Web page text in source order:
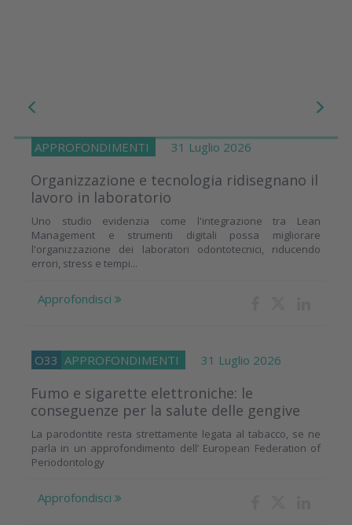
APPROFONDIMENTI 31 Luglio 2026
Organizzazione e tecnologia ridisegnano il
lavoro in laboratorio
Uno studio evidenzia come l'integrazione tra Lean
Management e strumenti digitali possa migliorare
l'organizzazione dei laboratori odontotecnici, riducendo
errori, stress e tempi...
Approfondisci
O33 APPROFONDIMENTI 31 Luglio 2026
Fumo e sigarette elettroniche: le
conseguenze per la salute delle gengive
La parodontite resta strettamente legata al tabacco, se ne
parla in un approfondimento dell’ European Federation of
Periodontology
Approfondisci